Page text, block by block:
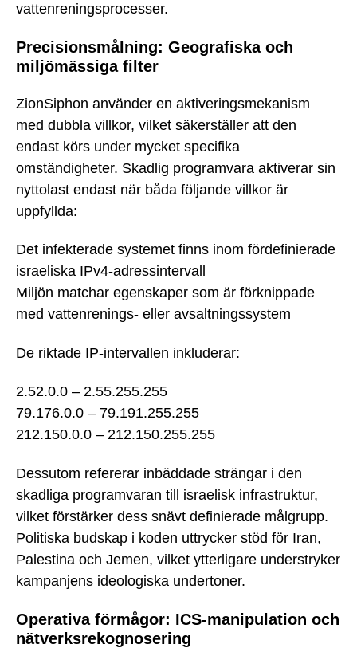
vattenreningsprocesser.
Precisionsmålning: Geografiska och
miljömässiga filter
ZionSiphon använder en aktiveringsmekanism
med dubbla villkor, vilket säkerställer att den
endast körs under mycket specifika
omständigheter. Skadlig programvara aktiverar sin
nyttolast endast när båda följande villkor är
uppfyllda:
Det infekterade systemet finns inom fördefinierade
israeliska IPv4-adressintervall
Miljön matchar egenskaper som är förknippade
med vattenrenings- eller avsaltningssystem
De riktade IP-intervallen inkluderar:
2.52.0.0 – 2.55.255.255
79.176.0.0 – 79.191.255.255
212.150.0.0 – 212.150.255.255
Dessutom refererar inbäddade strängar i den
skadliga programvaran till israelisk infrastruktur,
vilket förstärker dess snävt definierade målgrupp.
Politiska budskap i koden uttrycker stöd för Iran,
Palestina och Jemen, vilket ytterligare understryker
kampanjens ideologiska undertoner.
Operativa förmågor: ICS-manipulation och
nätverksrekognosering